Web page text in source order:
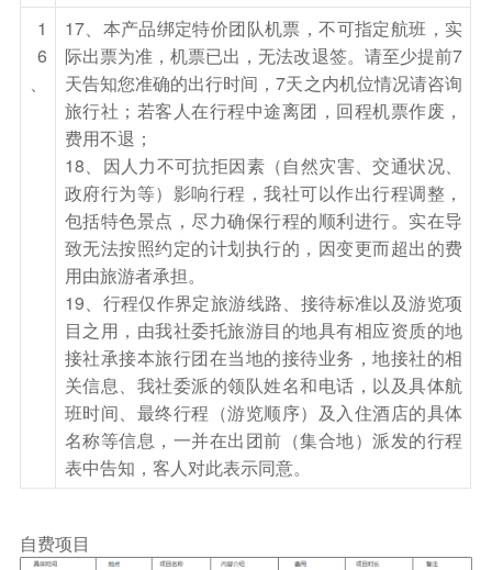
1
6
17、本产品绑定特价团队机票，不可指定航班，实
际出票为准，机票已出，无法改退签。请至少提前7
天告知您准确的出行时间，7天之内机位情况请咨询
旅行社；若客人在行程中途离团，回程机票作废，
费用不退；
18、因人力不可抗拒因素（自然灾害、交通状况、
政府行为等）影响行程，我社可以作出行程调整，
包括特色景点，尽力确保行程的顺利进行。实在导
致无法按照约定的计划执行的，因变更而超出的费
用由旅游者承担。
19、行程仅作界定旅游线路、接待标准以及游览项
目之用，由我社委托旅游目的地具有相应资质的地
接社承接本旅行团在当地的接待业务，地接社的相
关信息、我社委派的领队姓名和电话，以及具体航
班时间、最终行程（游览顺序）及入住酒店的具体
名称等信息，一并在出团前（集合地）派发的行程
表中告知，客人对此表示同意。
自费项目